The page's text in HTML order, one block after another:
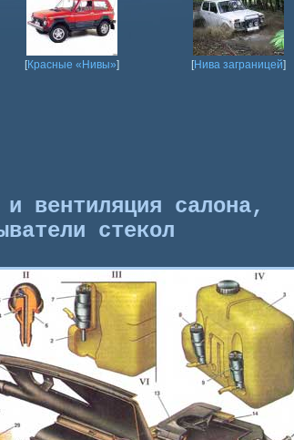
[Красные «Нивы»] [Нива заграницей]
и вентиляция салона,
стекол